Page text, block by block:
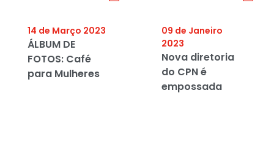
14 de Março 2023
ÁLBUM DE
FOTOS: Café
para Mulheres
09 de Janeiro
2023
Nova diretoria
do CPN é
empossada